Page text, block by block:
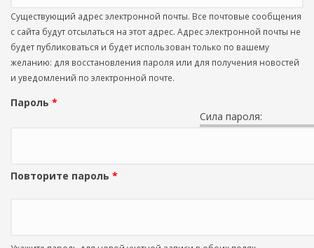
Существующий адрес электронной почты. Все почтовые сообщения
с сайта будут отсылаться на этот адрес. Адрес электронной почты не
будет публиковаться и будет использован только по вашему
желанию: для восстановления пароля или для получения новостей
и уведомлений по электронной почте.
Сила пароля:
Пароль *
Повторите пароль *